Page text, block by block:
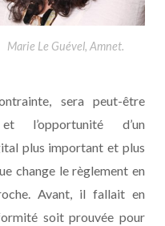
Marie Le Guével, Amnet.
sera peut-être
l’opportunité d’un
plus important et plus
change le règlement en
Avant, il fallait en
soit prouvée pour